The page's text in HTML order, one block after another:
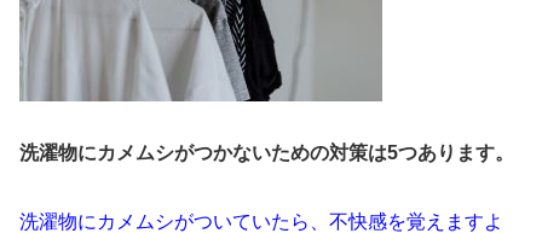
洗濯物にカメムシがつかないための対策は5つあります。
洗濯物にカメムシがついていたら、不快感を覚えますよ